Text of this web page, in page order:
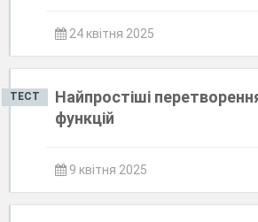
24 квітня 2025
ТЕСТ
Найпростіші
функцій
9 квітня 2025